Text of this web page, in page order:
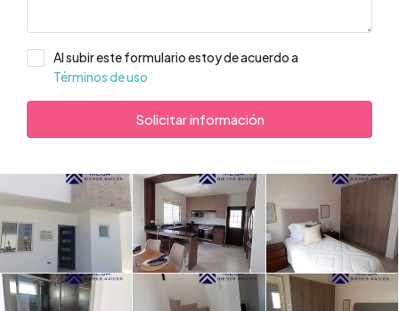
Al subir este formulario estoy de acuerdo a
Términos de uso
Solicitar información